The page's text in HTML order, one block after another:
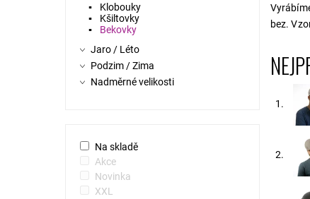
bez.
1.
2.
Klobouky
Kšiltovky
Bekovky
Jaro / Léto
Podzim / Zima
Nadměrné velikosti
Na skladě
Akce
Novinka
XXL